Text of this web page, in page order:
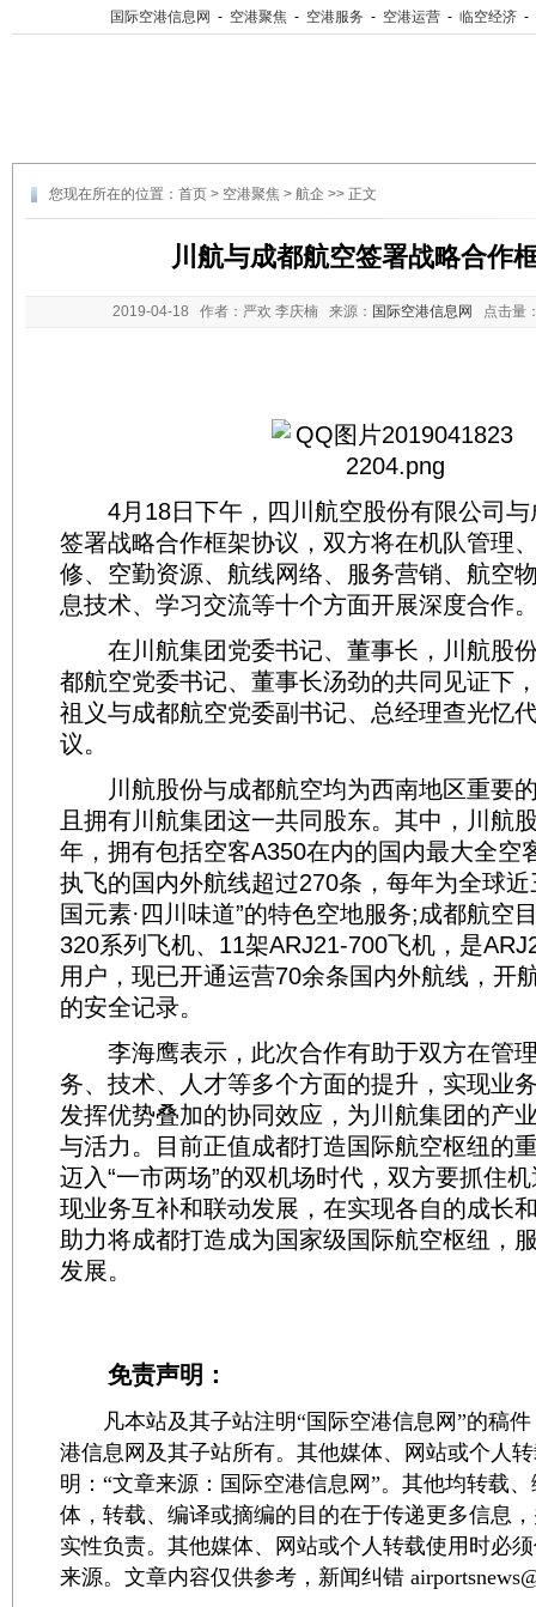
国际空港信息网 - 空港聚焦 - 空港服务 - 空港运营 - 临空经济 -
您现在所在的位置： 首页 > 空港聚焦 > 航企 >> 正文
川航与成都航空签署战略合作
2019-04-18 作者：严欢 李庆楠 来源： 国际空港信息网 点击量
4月18日下午，四川航空股份有限公司与
签署战略合作框架协议，双方将在机队管理
修、空勤资源、航线网络、服务营销、航空
息技术、学习交流等十个方面开展深度合作
在川航集团党委书记、董事长，川航股
都航空党委书记、董事长汤劲的共同见证下
祖义与成都航空党委副书记、总经理查光忆
议。
川航股份与成都航空均为西南地区重要
且拥有川航集团这一共同股东。其中，川航
年，拥有包括空客A350在内的国内最大全空
执飞的国内外航线超过270条，每年为全球近
国元素·四川味道”的特色空地服务;成都航空
320系列飞机、11架ARJ21-700飞机，是
用户，现已开通运营70余条国内外航线，开
的安全记录。
李海鹰表示，此次合作有助于双方在管
务、技术、人才等多个方面的提升，实现业
发挥优势叠加的协同效应，为川航集团的产
与活力。目前正值成都打造国际航空枢纽的
迈入“一市两场”的双机场时代，双方要抓住
现业务互补和联动发展，在实现各自的成长
助力将成都打造成为国家级国际航空枢纽，
发展。
免责声明：
凡本站及其子站注明“国际空港信息网”的稿件
港信息网及其子站所有。其他媒体、网站或个人
明：“文章来源：国际空港信息网”。其他均转载
体，转载、编译或摘编的目的在于传递更多信息
实性负责。其他媒体、网站或个人转载使用时必
来源。文章内容仅供参考，新闻纠错